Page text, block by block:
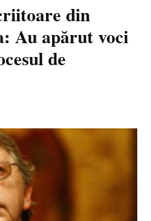
din
Au apărut voci
de